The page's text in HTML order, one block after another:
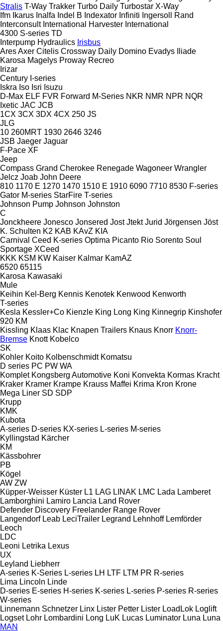
Stralis T-Way Trakker Turbo Daily Turbostar X-Way
Ifm Ikarus Inalfa Indel B Indexator Infiniti Ingersoll Rand
Interconsult International Harvester International
4300 S-series TD
Interpump Hydraulics Irisbus
AresAxer Citelis Crossway Daily Domino Evadys
Iliade
Karosa Magelys Proway Recreo
Irizar
Century I-series
Iskra Iso Isri Isuzu
D-Max ELF FVR Forward M-Series NKR NMR NPR NQR
Ixetic JAC JCB
1CX 3CX 3DX 4CX 250 JS
JLG
10 260MRT 1930 2646 3246
JSB Jaeger Jaguar
F-Pace XF
Jeep
Compass Grand Cherokee Renegade Wagoneer Wrangler
Jelcz Joab John Deere
810 1170 E 1270 1470 1510 E 1910 6090 7710 8530 F-series
Gator M-series StarFire T-series
Johnson Pump Johnson Johnston
C
Jonckheere Jonesco Jonsered Jost Jtekt Jurid Jörgensen Jöst
K. Schulten K2 KAB KAvZ KIA
Carnival Ceed K-series Optima Picanto Rio Sorento Soul
Sportage XCeed
KKK KSM KW Kaiser Kalmar KamAZ
6520 65115
Karosa Kawasaki
Mule
Keihin Kel-Berg Kennis Kenotek Kenwood Kenworth
T-series
Kesla Kessler+Co Kienzle King Long King Kinnegrip Kinshofer
920 KM
Kissling Klaas Klac Knapen Trailers Knaus Knorr Knorr-
Bremse Knott Kobelco
SK
Kohler Koito Kolbenschmidt Komatsu
D series PC PW WA
Komplet Kongsberg Automotive Koni Konvekta Kormas Kracht
Kraker Kramer Krampe Krauss Maffei Krima Kron Krone
Mega Liner SD SDP
Krupp
KMK
Kubota
A-series D-series KX-series L-series M-series
Kyllingstad Kärcher
KM
Kässbohrer
PB
Kögel
AW ZW
Küpper-Weisser Küster L1 LAG LINAK LMC Lada Lamberet
Lamborghini Lamiro Lancia Land Rover
Defender Discovery Freelander Range Rover
Langendorf Leab LeciTrailer Legrand Lehnhoff Lemförder
Leoch
LDC
Leoni Letrika Lexus
UX
Leyland Liebherr
A-series K-Series L-series LH LTF LTM PR R-series
Lima Lincoln Linde
D-series E-series H-series K-series L-series P-series R-series
W-series
Linnemann Schnetzer Linx Lister Petter Lister LoadLok Loglift
Logset Lohr Lombardini Long LuK Lucas Luminator Luna Luna
MAN